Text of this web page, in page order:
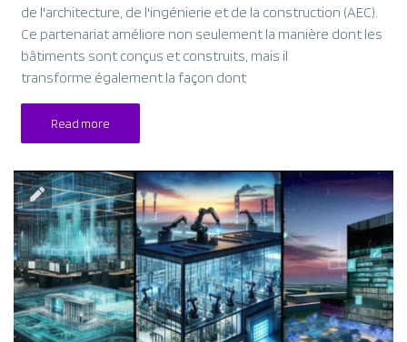
de l'architecture, de l'ingénierie et de la construction (AEC).
Ce partenariat améliore non seulement la manière dont les
bâtiments sont conçus et construits, mais il
transforme également la façon dont
Read more